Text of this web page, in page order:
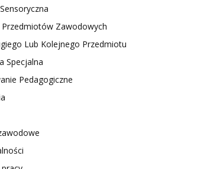
Przedmiotów Zawodowych
Lub Kolejnego Przedmiotu
Specjalna
Pedagogiczne